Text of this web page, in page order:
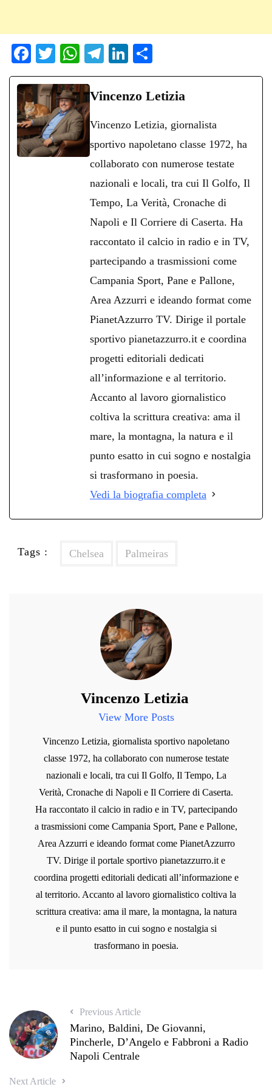
Fa
ce
bo
ok
T
wi
tte
r
W
ha
ts
A
pp
Te
le
gr
m
Li
nk
ed
on
di
di
Vincenzo Letizia
Vincenzo Letizia, giornalista
sportivo napoletano classe 1972, ha
collaborato con numerose testate
nazionali e locali, tra cui Il Golfo, Il
Tempo, La Verità, Cronache di
Napoli e Il Corriere di Caserta. Ha
raccontato il calcio in radio e in TV,
partecipando a trasmissioni come
Campania Sport, Pane e Pallone,
Area Azzurri e ideando format come
PianetAzzurro TV. Dirige il portale
sportivo pianetazzurro.it e coordina
progetti editoriali dedicati
all’informazione e al territorio.
Accanto al lavoro giornalistico
coltiva la scrittura creativa: ama il
mare, la montagna, la natura e il
punto esatto in cui sogno e nostalgia
si trasformano in poesia.
Vedi la biografia completa
Tags : Chelsea Palmeiras
Vincenzo Letizia
View More Posts
Vincenzo Letizia, giornalista sportivo napoletano
classe 1972, ha collaborato con numerose testate
nazionali e locali, tra cui Il Golfo, Il Tempo, La
Verità, Cronache di Napoli e Il Corriere di Caserta.
Ha raccontato il calcio in radio e in TV, partecipando
a trasmissioni come Campania Sport, Pane e Pallone,
Area Azzurri e ideando format come PianetAzzurro
TV. Dirige il portale sportivo pianetazzurro.it e
coordina progetti editoriali dedicati all’informazione e
al territorio. Accanto al lavoro giornalistico coltiva la
scrittura creativa: ama il mare, la montagna, la natura
e il punto esatto in cui sogno e nostalgia si
trasformano in poesia.
Previous Article
Marino, Baldini, De Giovanni,
Pincherle, D’Angelo e Fabbroni a Radio
Napoli Centrale
Next Article